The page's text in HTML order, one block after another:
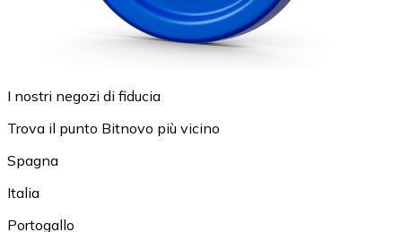
I nostri negozi di fiducia
Trova il punto Bitnovo più vicino
Spagna
Italia
Portogallo